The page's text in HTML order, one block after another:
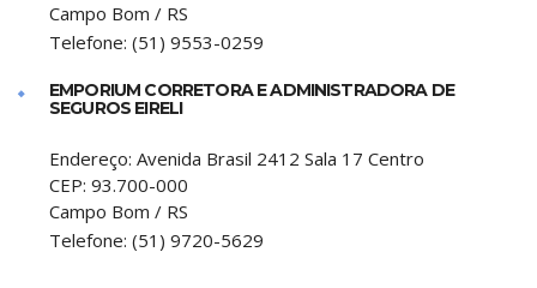
Campo Bom / RS
Telefone: (51) 9553-0259
EMPORIUM CORRETORA E ADMINISTRADORA DE
SEGUROS EIRELI
Endereço: Avenida Brasil 2412 Sala 17 Centro
CEP: 93.700-000
Campo Bom / RS
Telefone: (51) 9720-5629